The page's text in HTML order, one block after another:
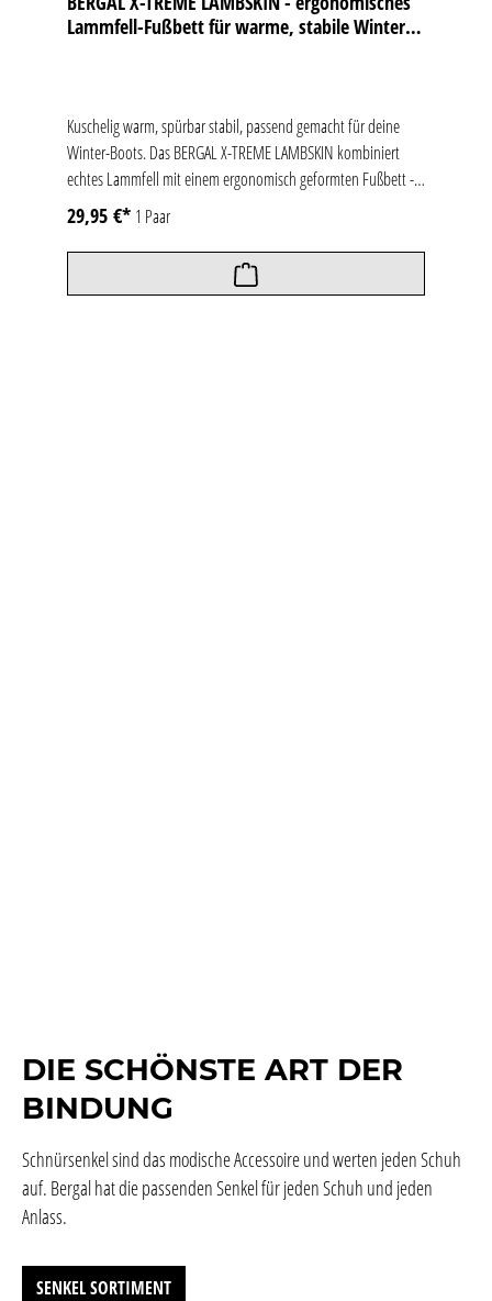
Lammfell-Fußbett für warme, stabile Winter-
Kuschelig warm, spürbar stabil, passend gemacht für deine
Winter-Boots. Das BERGAL X-TREME LAMBSKIN kombiniert
echtes Lammfell mit einem ergonomisch geformten Fußbett -
für mehr Halt, weniger Verrutschen und ein dauerhaft
angenehmes Fußklima.Das flauschig-weiche Lammfellfußbett
hält deine Füße auf natürliche Weise warm und sorgt
gleichzeitig für stabile Führung im Schuh. In weichen Boots
29,95 €* 1 Paar
DIE SCHÖNSTE ART DER
BINDUNG
Schnürsenkel sind das modische Accessoire und werten jeden Schuh
auf. Bergal hat die passenden Senkel für jeden Schuh und jeden
Anlass.
SENKEL SORTIMENT